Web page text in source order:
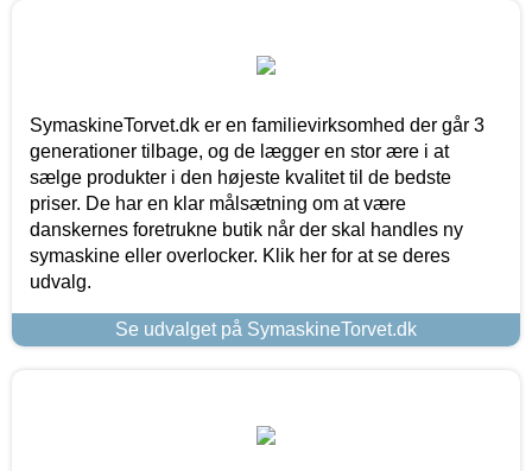
SymaskineTorvet.dk er en familievirksomhed der går 3
generationer tilbage, og de lægger en stor ære i at
sælge produkter i den højeste kvalitet til de bedste
priser. De har en klar målsætning om at være
danskernes foretrukne butik når der skal handles ny
symaskine eller overlocker. Klik her for at se deres
udvalg.
Se udvalget på SymaskineTorvet.dk